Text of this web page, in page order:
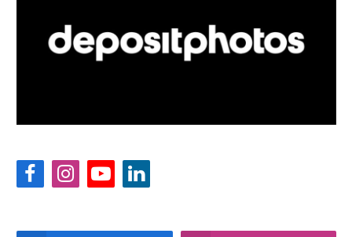
FacebookInstagramYouTubeLinkedIn